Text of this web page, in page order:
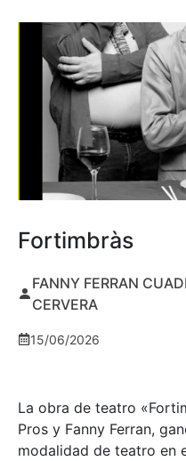
Fortimbràs
FANNY FERRAN
CERVERA
15/06/2026
La obra de teatro «
Pros y Fanny Ferran,
modalidad de teatro en